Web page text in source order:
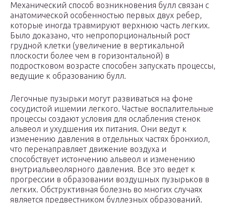
Механический способ возникновения булл связан с
анатомической особенностью первых двух ребер,
которые иногда травмируют верхнюю часть легких.
Было доказано, что непропорциональный рост
грудной клетки (увеличение в вертикальной
плоскости более чем в горизонтальной) в
подростковом возрасте способен запускать процессы,
ведущие к образованию булл.
Легочные пузырьки могут развиваться на фоне
сосудистой ишемии легкого. Частые воспалительные
процессы создают условия для ослабления стенок
альвеол и ухудшения их питания. Они ведут к
изменению давления в отдельных частях бронхиол,
что перенаправляет движение воздуха и
способствует истончению альвеол и изменению
внутриальвеолярного давления. Все это ведет к
прогрессии в образовании воздушных пузырьков в
легких. Обструктивная болезнь во многих случаях
является предвестником буллезных образований.